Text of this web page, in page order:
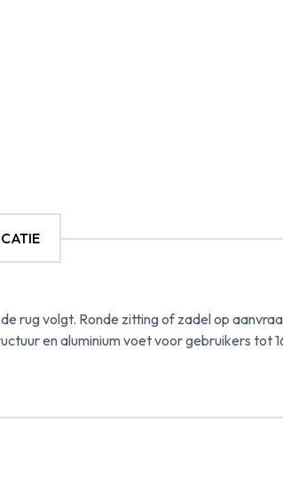
rug volgt. Ronde zitting of zadel op
en aluminium voet voor gebruikers tot